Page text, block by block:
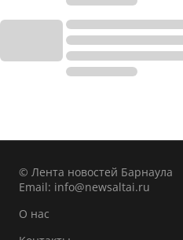
© Лента новостей Барнаула
Email: info@newsaltai.ru
О нас